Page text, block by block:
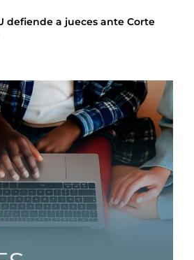
defiende a jueces ante Corte